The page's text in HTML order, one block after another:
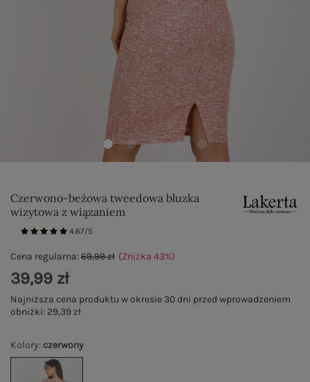
Czerwono-beżowa tweedowa bluzka
wizytowa z wiązaniem
4.67/5
Kolory: czerwony
Cena regularna:69,99 zł (Zniżka 43%)
39,99 zł
Najniższa cena produktu w okresie 30 dni przed wprowadzeniem
obniżki: 29,39 zł